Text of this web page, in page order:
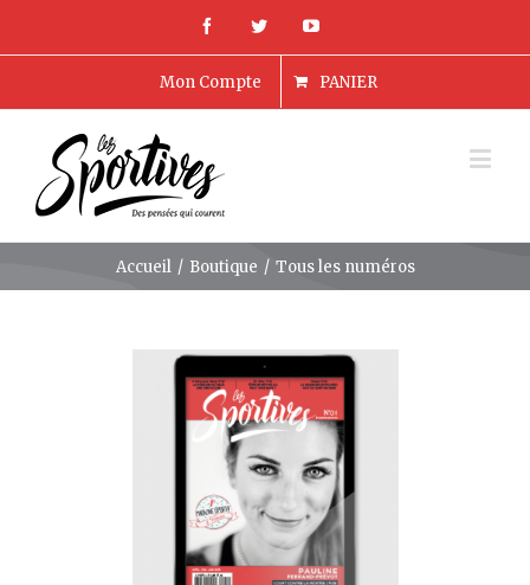
Mon Compte PANIER
Accueil / Boutique / Tous les numéros